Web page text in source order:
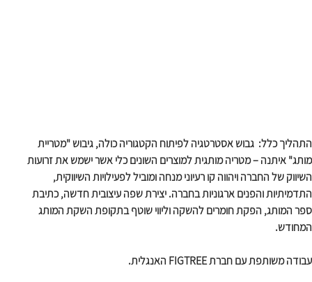
התהליך כלל:  גבוש אסטרטגיה לפיתוח הקטגוריה כולה, גיבוש "מטריית
מותג" איתנה – מטריה מותגית למוצרים השונים כלי אשר ישמש את זרועות
השיווק של החברה ויהווה קו רעיוני מנחה ומוביל לפעילויות השיווקית,
התדמיתיות והפנים ארגוניות בחברה. יצירת שפה עיצובית חדשה, כתיבת
ספר המותג, הפקת חומרים להשקה וליווי שוטף בתקופת השקת המותג
המחודש.
עבודה משותפת עם חברת FIGTREE האנגלית.